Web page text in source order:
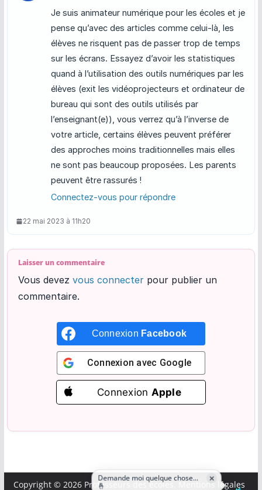
Je suis animateur numérique pour les écoles et je
pense qu’avec des articles comme celui-là, les
élèves ne risquent pas de passer trop de temps
sur les écrans. Essayez d’avoir les statistiques
quand à l’utilisation des outils numériques par les
élèves (exit les vidéoprojecteurs et ordinateur de
bureau qui sont des outils utilisés par
l’enseignant(e)), vous verrez qu’à l’inverse de
votre article, certains élèves peuvent préférer
des approches moins traditionnelles mais elles
ne sont pas beaucoup proposées. Les parents
peuvent être rassurés !
Connectez-vous pour répondre
22 mai 2023 à 11h20
Laisser un commentaire
Vous devez vous connecterpour publier un
commentaire.
Connexion Facebook
Connexion avec Google
Connexion Apple
Copyright © 2026 Professeurs des écoles .Mentions légales
Demande moi quelque chose...
🤞
×